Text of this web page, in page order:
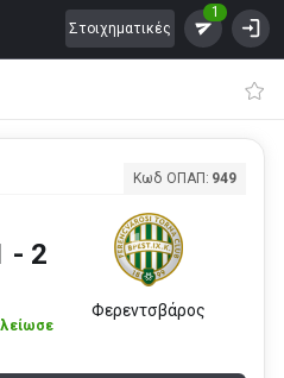
Στοιχηματικές
1
Κωδ ΟΠΑΠ: 949
- 2
Φερεντσβάρος